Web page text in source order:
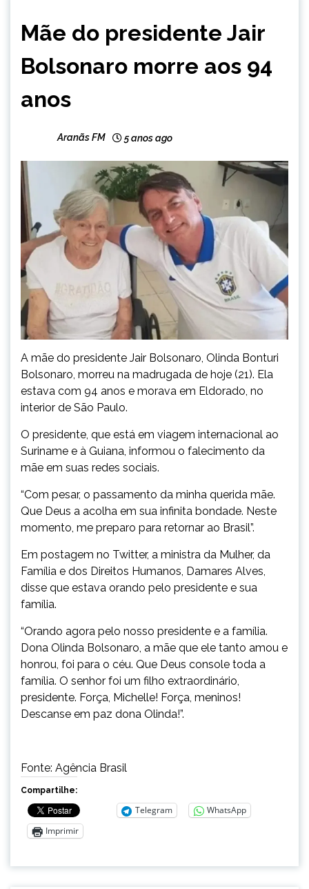
NOTÍCIAS
Mãe do presidente Jair
Bolsonaro morre aos 94
anos
Aranãs FM 5 anos ago
A mãe do presidente Jair Bolsonaro, Olinda Bonturi
Bolsonaro, morreu na madrugada de hoje (21). Ela
estava com 94 anos e morava em Eldorado, no
interior de São Paulo.
O presidente, que está em viagem internacional ao
Suriname e à Guiana, informou o falecimento da
mãe em suas redes sociais.
“Com pesar, o passamento da minha querida mãe.
Que Deus a acolha em sua infinita bondade. Neste
momento, me preparo para retornar ao Brasil”.
Em postagem no Twitter, a ministra da Mulher, da
Família e dos Direitos Humanos, Damares Alves,
disse que estava orando pelo presidente e sua
família.
“Orando agora pelo nosso presidente e a família.
Dona Olinda Bolsonaro, a mãe que ele tanto amou e
honrou, foi para o céu. Que Deus console toda a
família. O senhor foi um filho extraordinário,
presidente. Força, Michelle! Força, meninos!
Descanse em paz dona Olinda!”.
Fonte: Agência Brasil
Compartilhe:
Telegram
WhatsApp
Imprimir